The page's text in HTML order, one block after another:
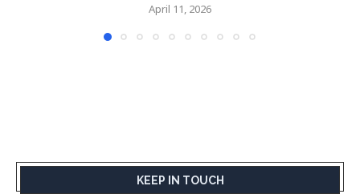
April 11, 2026
KEEP IN TOUCH